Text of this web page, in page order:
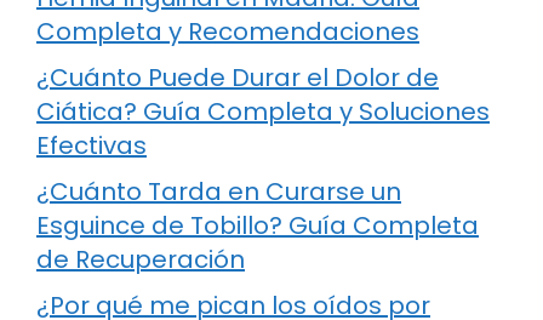
Completa y Recomendaciones
¿Cuánto Puede Durar el Dolor de
Ciática? Guía Completa y Soluciones
Efectivas
¿Cuánto Tarda en Curarse un
Esguince de Tobillo? Guía Completa
de Recuperación
¿Por qué me pican los oídos por